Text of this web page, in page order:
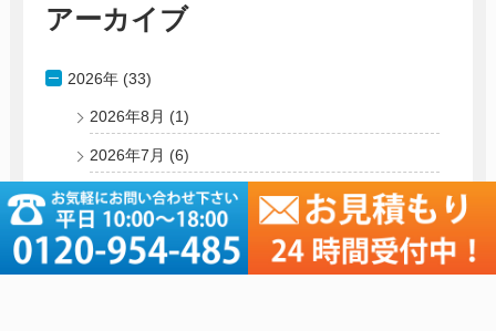
アーカイブ
2026年 (33)
2026年8月 (1)
2026年7月 (6)
2026年6月(4)
2026年5月(4)
2026年4月(5)